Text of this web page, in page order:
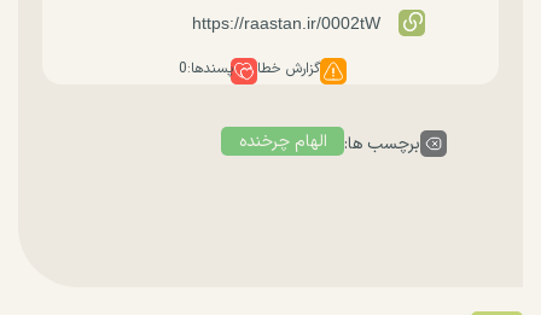
گزارش خطا پسندها:0
برچسب ها: الهام چرخنده